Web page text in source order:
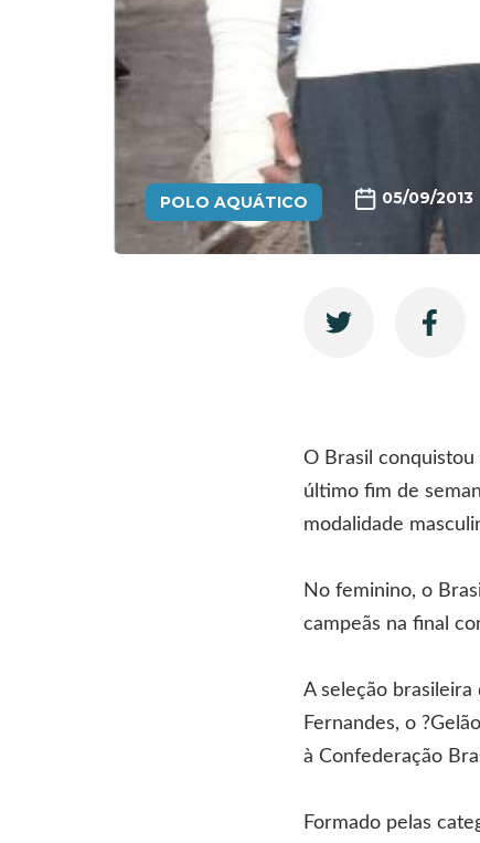
POLO AQUÁTICO 05/09/2013
O Brasil
último fim de
modalidade
No feminino, o
campeãs na final
A seleção
Fernandes, o
à Confederação
Formado pelas